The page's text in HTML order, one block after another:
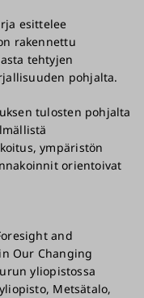
esittelee
rakennettu
tehtyjen
pohjalta.
tulosten pohjalta
ympäristön
orientoivat
and
Our Changing
yliopistossa
Metsätalo,